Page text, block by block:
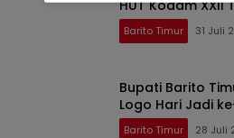
HUT Kodam XXII
Aksi Heroiknya !!
Barito Timur 31 Juli
Bupati Barito
Logo Hari Jadi
Barito Timur 28 Juli